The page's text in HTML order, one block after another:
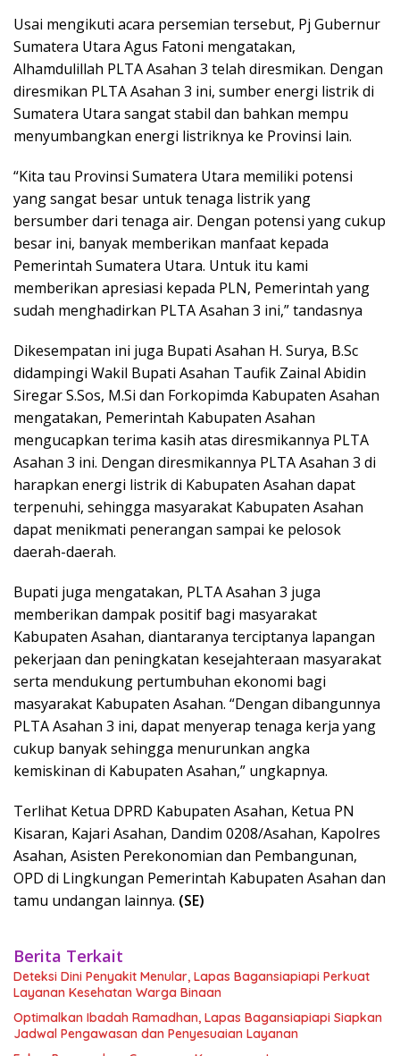
Usai mengikuti acara persemian tersebut, Pj Gubernur
Sumatera Utara Agus Fatoni mengatakan,
Alhamdulillah PLTA Asahan 3 telah diresmikan. Dengan
diresmikan PLTA Asahan 3 ini, sumber energi listrik di
Sumatera Utara sangat stabil dan bahkan mempu
menyumbangkan energi listriknya ke Provinsi lain.
“Kita tau Provinsi Sumatera Utara memiliki potensi
yang sangat besar untuk tenaga listrik yang
bersumber dari tenaga air. Dengan potensi yang cukup
besar ini, banyak memberikan manfaat kepada
Pemerintah Sumatera Utara. Untuk itu kami
memberikan apresiasi kepada PLN, Pemerintah yang
sudah menghadirkan PLTA Asahan 3 ini,” tandasnya
Dikesempatan ini juga Bupati Asahan H. Surya, B.Sc
didampingi Wakil Bupati Asahan Taufik Zainal Abidin
Siregar S.Sos, M.Si dan Forkopimda Kabupaten Asahan
mengatakan, Pemerintah Kabupaten Asahan
mengucapkan terima kasih atas diresmikannya PLTA
Asahan 3 ini. Dengan diresmikannya PLTA Asahan 3 di
harapkan energi listrik di Kabupaten Asahan dapat
terpenuhi, sehingga masyarakat Kabupaten Asahan
dapat menikmati penerangan sampai ke pelosok
daerah-daerah.
Bupati juga mengatakan, PLTA Asahan 3 juga
memberikan dampak positif bagi masyarakat
Kabupaten Asahan, diantaranya terciptanya lapangan
pekerjaan dan peningkatan kesejahteraan masyarakat
serta mendukung pertumbuhan ekonomi bagi
masyarakat Kabupaten Asahan. “Dengan dibangunnya
PLTA Asahan 3 ini, dapat menyerap tenaga kerja yang
cukup banyak sehingga menurunkan angka
kemiskinan di Kabupaten Asahan,” ungkapnya.
Terlihat Ketua DPRD Kabupaten Asahan, Ketua PN
Kisaran, Kajari Asahan, Dandim 0208/Asahan, Kapolres
Asahan, Asisten Perekonomian dan Pembangunan,
OPD di Lingkungan Pemerintah Kabupaten Asahan dan
tamu undangan lainnya. (SE)
Berita Terkait
Deteksi Dini Penyakit Menular, Lapas Bagansiapiapi Perkuat
Layanan Kesehatan Warga Binaan
Optimalkan Ibadah Ramadhan, Lapas Bagansiapiapi Siapkan
Jadwal Pengawasan dan Penyesuaian Layanan